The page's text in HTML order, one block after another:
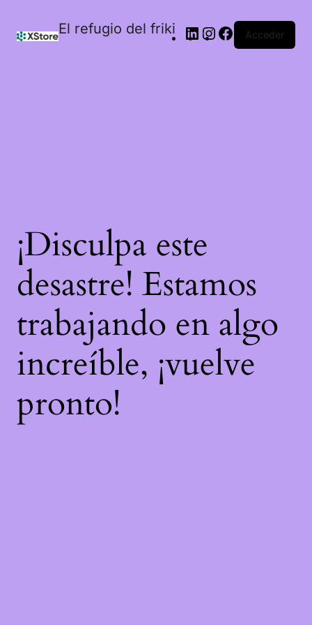
El refugio del friki Acceder
¡Disculpa este
desastre! Estamos
trabajando en algo
increíble, ¡vuelve
pronto!